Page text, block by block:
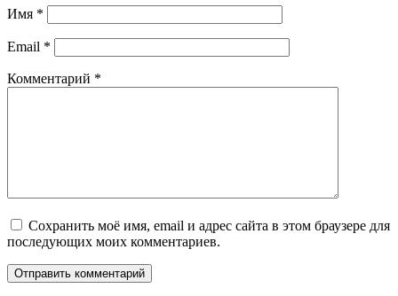
Имя *
Email *
Комментарий *
Сохранить моё имя, email и адрес сайта в этом браузере для
последующих моих комментариев.